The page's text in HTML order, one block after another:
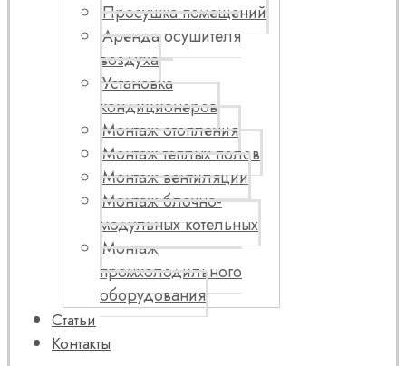
Просушка помещений
Аренда осушителя
воздуха
Установка
кондиционеров
Монтаж отопления
Монтаж теплых полов
Монтаж вентиляции
Монтаж блочно-
модульных котельных
Монтаж
промхолодильного
оборудования
Статьи
Контакты